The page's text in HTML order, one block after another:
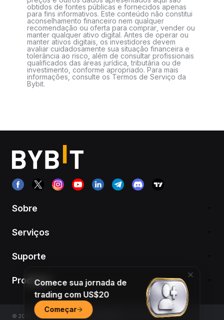
obtidos de fontes públicas e fornecidos apenas
para fins informativos. Este conteúdo não constitui
aconselhamento financeiro nem qualquer
recomendação ou oferta para comprar, vender ou
manter qualquer ativo digital. Antes de operar ou
manter ativos digitais, os investidores devem
avaliar cuidadosamente sua situação financeira e
tolerância ao risco, além de consultar profissionais
qualificados das áreas jurídica, tributária ou de
investimento, conforme apropriado. Para mais
informações, consulte os Termos de Serviço da
Bybit.
Sobre
Serviços
Suporte
Produtos
© 2018-2026 Bybit.com. All rights reserved.
Comece sua jornada de
trading com US$20
Começar